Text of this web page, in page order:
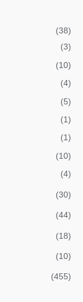
(38)
(3)
(10)
(4)
(5)
(1)
(1)
(10)
(4)
(30)
(44)
(18)
(10)
(455)